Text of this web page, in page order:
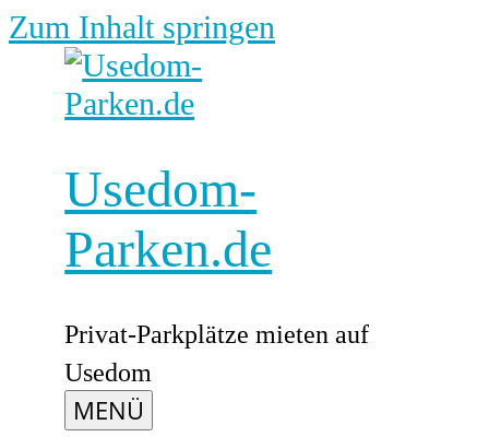
Zum Inhalt springen
Usedom-
Parken.de
Privat-Parkplätze mieten auf
Usedom
MENÜ